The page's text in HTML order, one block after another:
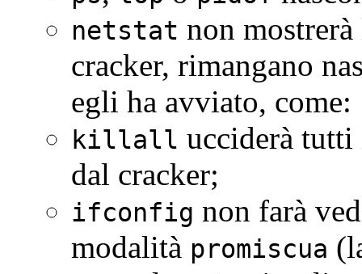
netstat non
cracker, rimangano
egli ha avviato, come:
killall ucciderà
dal cracker;
ifconfig non farà
modalità promiscua